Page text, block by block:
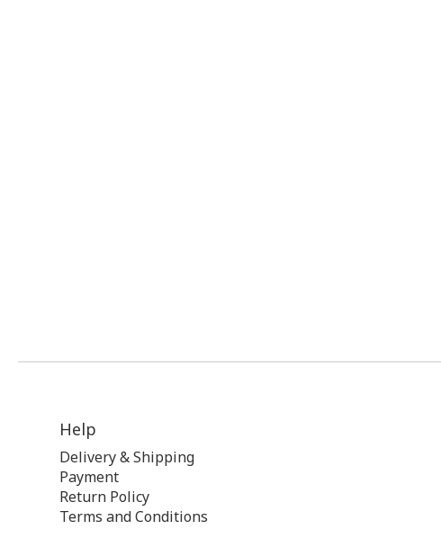
Help
Delivery & Shipping
Payment
Return Policy
Terms and Conditions